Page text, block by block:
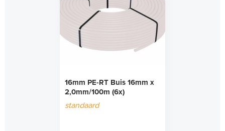
16mm PE-RT Buis 16mm x
2,0mm/100m (6x)
standaard